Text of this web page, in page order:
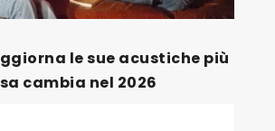
le sue acustiche più
cambia nel 2026